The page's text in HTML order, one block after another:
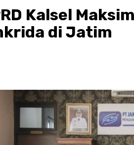
Kalsel
di Jatim